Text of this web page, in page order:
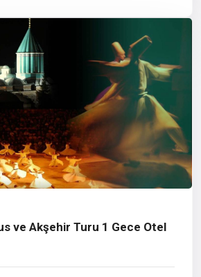
ve Akşehir Turu 1 Gece Otel